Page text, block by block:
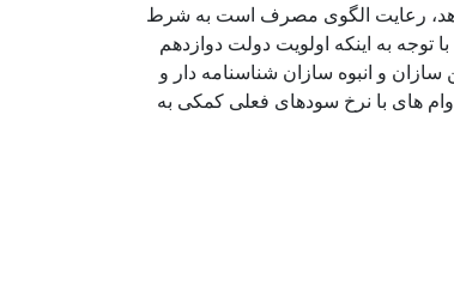
دهد، رعایت الگوی مصرف است به شرط
به اینکه اولویت دولت دوازدهم
و انبوه سازان شناسنامه دار و
های با نرخ سودهای فعلی کمکی به